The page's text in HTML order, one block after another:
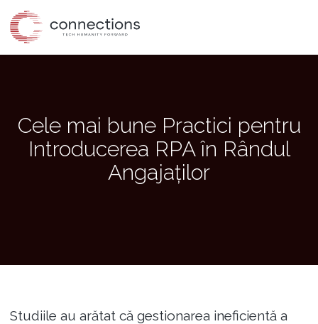
Skip
to
Cele mai bune Practici pentru
Introducerea RPA în Rândul
Angajaților
Studiile au arătat că gestionarea ineficientă a